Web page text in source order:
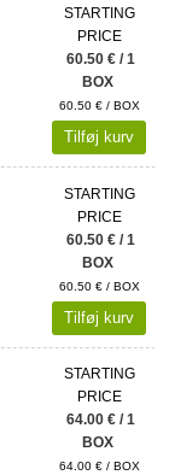
STARTING
PRICE
60.50 € / 1
BOX
60.50 € / BOX
Tilføj kurv
STARTING
PRICE
60.50 € / 1
BOX
60.50 € / BOX
Tilføj kurv
STARTING
PRICE
64.00 € / 1
BOX
64.00 € / BOX